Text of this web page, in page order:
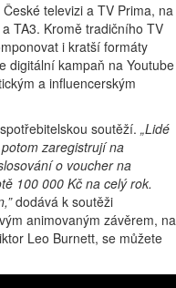
televizi a TV Prima, na
TA3. Kromě tradičního TV
i kratší formáty
digitální kampaň na Youtube
a influencerským
soutěží. „Lidé
zaregistrují na
o voucher na
100 000 Kč na celý rok.
dodává k soutěži
animovaným závěrem, na
Leo Burnett, se můžete